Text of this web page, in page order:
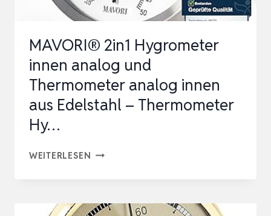
MAVORI® 2in1 Hygrometer
innen analog und
Thermometer analog innen
aus Edelstahl – Thermometer
Hy…
WEITERLESEN MAVORI®
INNEN